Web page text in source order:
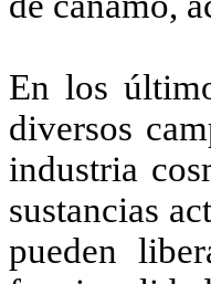
En los
diversos
industria
sustancias
pueden